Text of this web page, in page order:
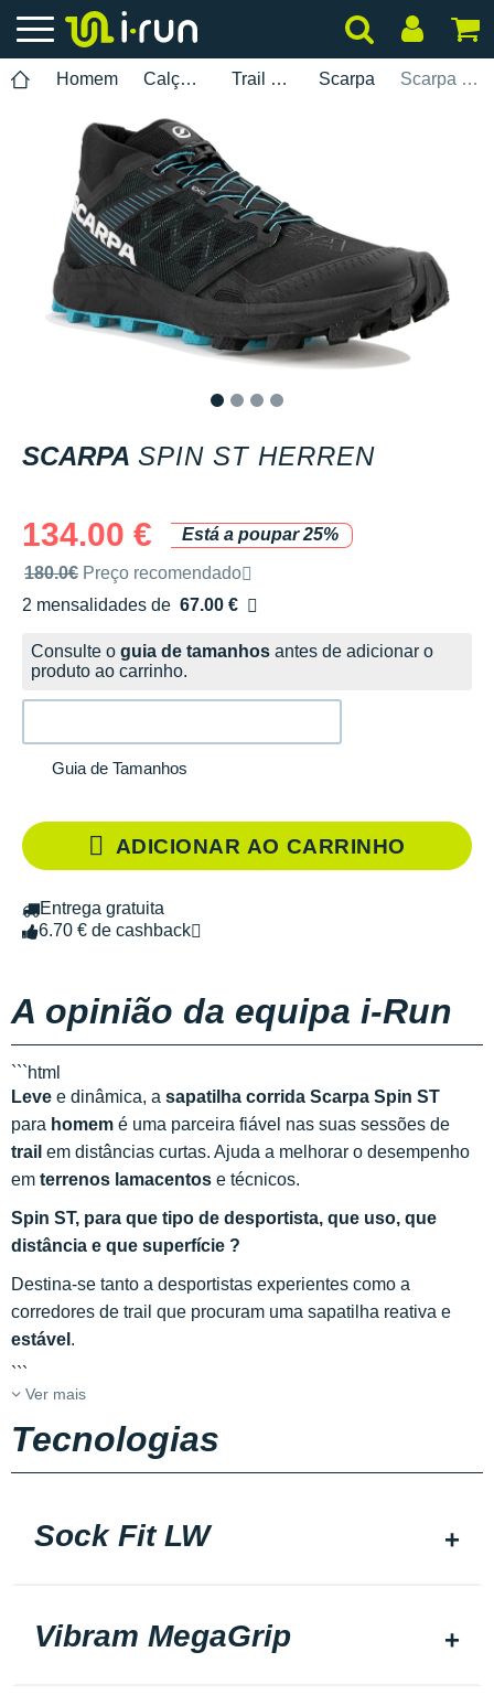
Homem Calçados Trail Running Scarpa Scarpa Spin ST Herren
SCARPA SPIN ST HERREN
134.00 €
Está a poupar 25%
Preço de venda recomendado pela marca
180.0€ Preço recomendado
2 mensalidades de 67.00 €
sem custos
Consulte o guia de tamanhos antes de adicionar o
produto ao carrinho.
Guia de Tamanhos
ADICIONAR AO CARRINHO
Entrega gratuita
6.70 € de cashback
A opinião da equipa i-Run
```html
Leve e dinâmica, a sapatilha corrida Scarpa Spin ST
para homem é uma parceira fiável nas suas sessões de
trail em distâncias curtas. Ajuda a melhorar o desempenho
em terrenos lamacentos e técnicos.
Spin ST, para que tipo de desportista, que uso, que
distância e que superfície ?
Destina-se tanto a desportistas experientes como a
corredores de trail que procuram uma sapatilha reativa e
estável .
```
Ver mais
Tecnologias
Sock Fit LW
Vibram MegaGrip